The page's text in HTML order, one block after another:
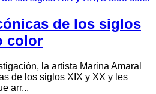
de los siglos
color
la artista Marina Amaral
de los siglos XIX y XX y les
arr...